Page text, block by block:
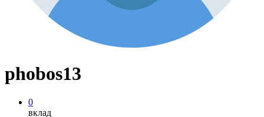
phobos13
0
вклад